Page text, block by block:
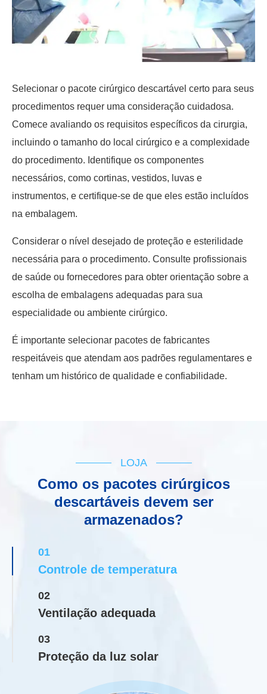
Selecionar o pacote cirúrgico descartável certo para seus
procedimentos requer uma consideração cuidadosa.
Comece avaliando os requisitos específicos da cirurgia,
incluindo o tamanho do local cirúrgico e a complexidade
do procedimento. Identifique os componentes
necessários, como cortinas, vestidos, luvas e
instrumentos, e certifique-se de que eles estão incluídos
na embalagem.
Considerar o nível desejado de proteção e esterilidade
necessária para o procedimento. Consulte profissionais
de saúde ou fornecedores para obter orientação sobre a
escolha de embalagens adequadas para sua
especialidade ou ambiente cirúrgico.
É importante selecionar pacotes de fabricantes
respeitáveis que atendam aos padrões regulamentares e
tenham um histórico de qualidade e confiabilidade.
LOJA
Como os pacotes cirúrgicos
descartáveis devem ser
armazenados?
01
Controle de temperatura
02
Ventilação adequada
03
Proteção da luz solar